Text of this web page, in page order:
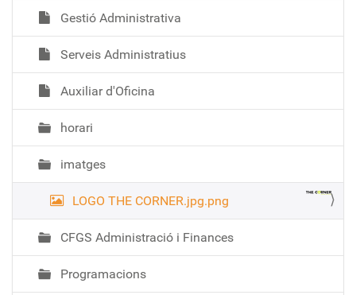
Gestió Administrativa
Serveis Administratius
Auxiliar d'Oficina
horari
imatges
LOGO THE CORNER.jpg.png
CFGS Administració i Finances
Programacions